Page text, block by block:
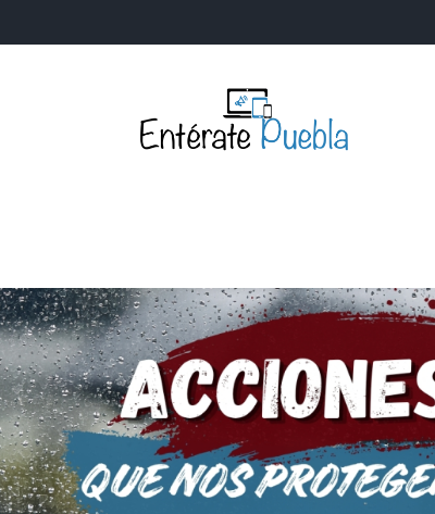
Y TECNOLOGÍA OPINIÓN SOCIEDAD ANUNCIOS